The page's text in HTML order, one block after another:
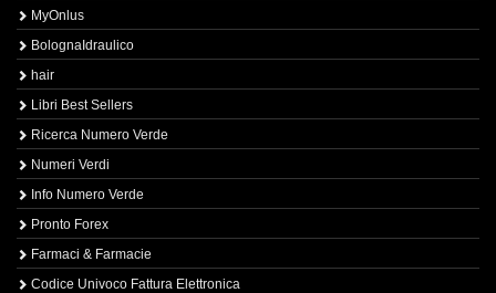
MyOnlus
BolognaIdraulico
hair
Libri Best Sellers
Ricerca Numero Verde
Numeri Verdi
Info Numero Verde
Pronto Forex
Farmaci & Farmacie
Codice Univoco Fattura Elettronica